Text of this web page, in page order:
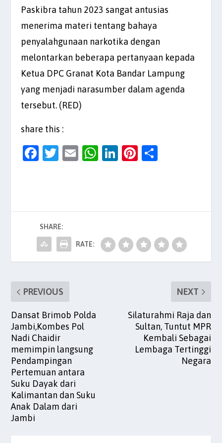
Paskibra tahun 2023 sangat antusias
menerima materi tentang bahaya
penyalahgunaan narkotika dengan
melontarkan beberapa pertanyaan kepada
Ketua DPC Granat Kota Bandar Lampung
yang menjadi narasumber dalam agenda
tersebut. (RED)
share this :
F
b
o
o
k
T
E
W
A
p
p
Li
dI
n
Pi
t
SHARE:
RATE:
PREVIOUS
Dansat Brimob Polda
Jambi,Kombes Pol
Nadi Chaidir
memimpin langsung
Pendampingan
Pertemuan antara
Suku Dayak dari
Kalimantan dan Suku
Anak Dalam dari
Jambi
NEXT
Silaturahmi Raja dan
Sultan, Tuntut MPR
Kembali Sebagai
Lembaga Tertinggi
Negara